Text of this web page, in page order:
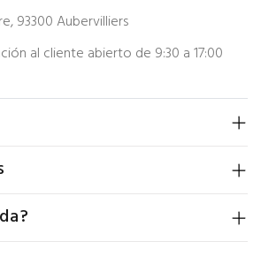
93300 Aubervilliers
al cliente abierto de 9:30 a 17:00